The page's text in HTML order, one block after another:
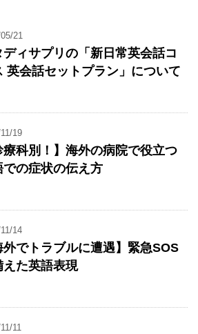
21
ディサプリの「新日常英会話コ
英会話セットプラン」について
19
療科別！】海外の病院で役立つ
での症状の伝え方
14
外でトラブルに遭遇】緊急SOS
えた英語表現
11